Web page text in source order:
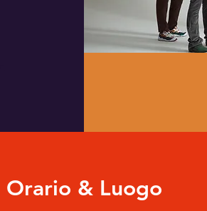
Orario & Luogo